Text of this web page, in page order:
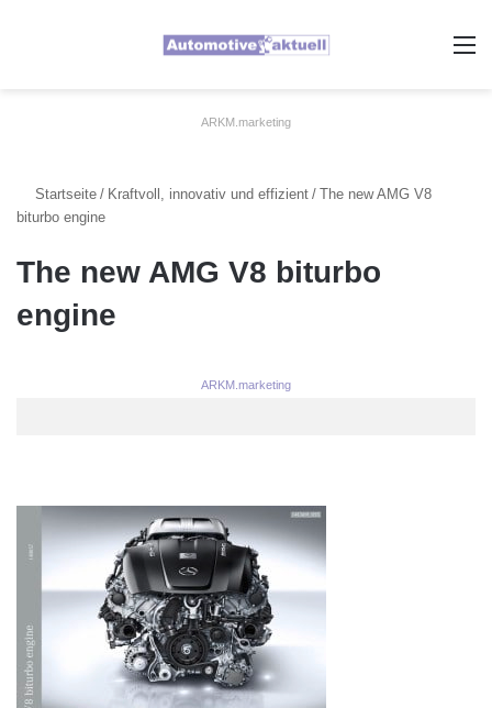
ARKM.marketing
Startseite / Kraftvoll, innovativ und effizient / The new AMG V8
biturbo engine
The new AMG V8 biturbo
engine
ARKM.marketing